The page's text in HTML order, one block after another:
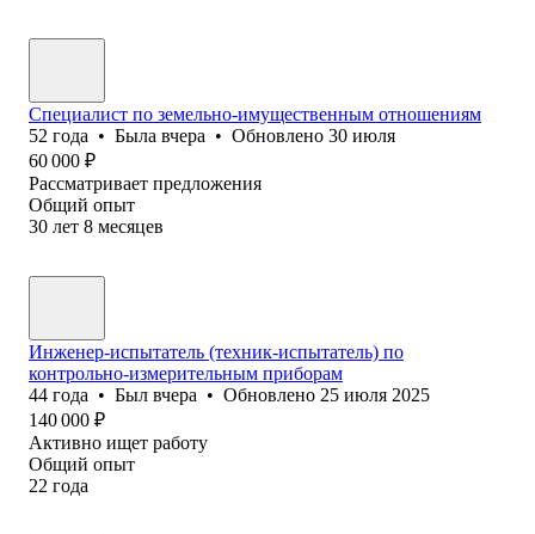
Специалист по земельно-имущественным отношениям
52 года • Была вчера • Обновлено 30 июля
60 000 ₽
Рассматривает предложения
Общий опыт
30 лет 8 месяцев
Инженер-испытатель (техник-испытатель) по
контрольно-измерительным приборам
44 года • Был вчера • Обновлено 25 июля 2025
140 000 ₽
Активно ищет работу
Общий опыт
22 года